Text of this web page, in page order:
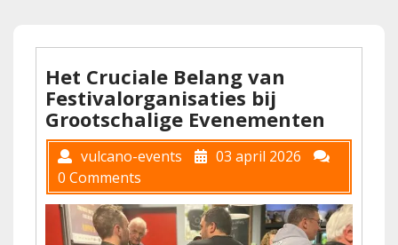
Het Cruciale Belang van
Festivalorganisaties bij
Grootschalige Evenementen
vulcano-events
03 april 2026
0 Comments